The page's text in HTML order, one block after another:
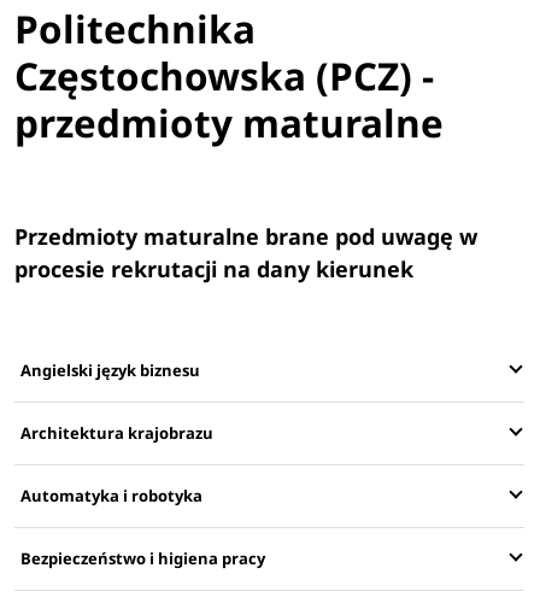
Politechnika
Częstochowska (PCZ) -
przedmioty maturalne
Przedmioty maturalne brane pod uwagę w
procesie rekrutacji na dany kierunek
Angielski język biznesu
Architektura krajobrazu
Automatyka i robotyka
Bezpieczeństwo i higiena pracy